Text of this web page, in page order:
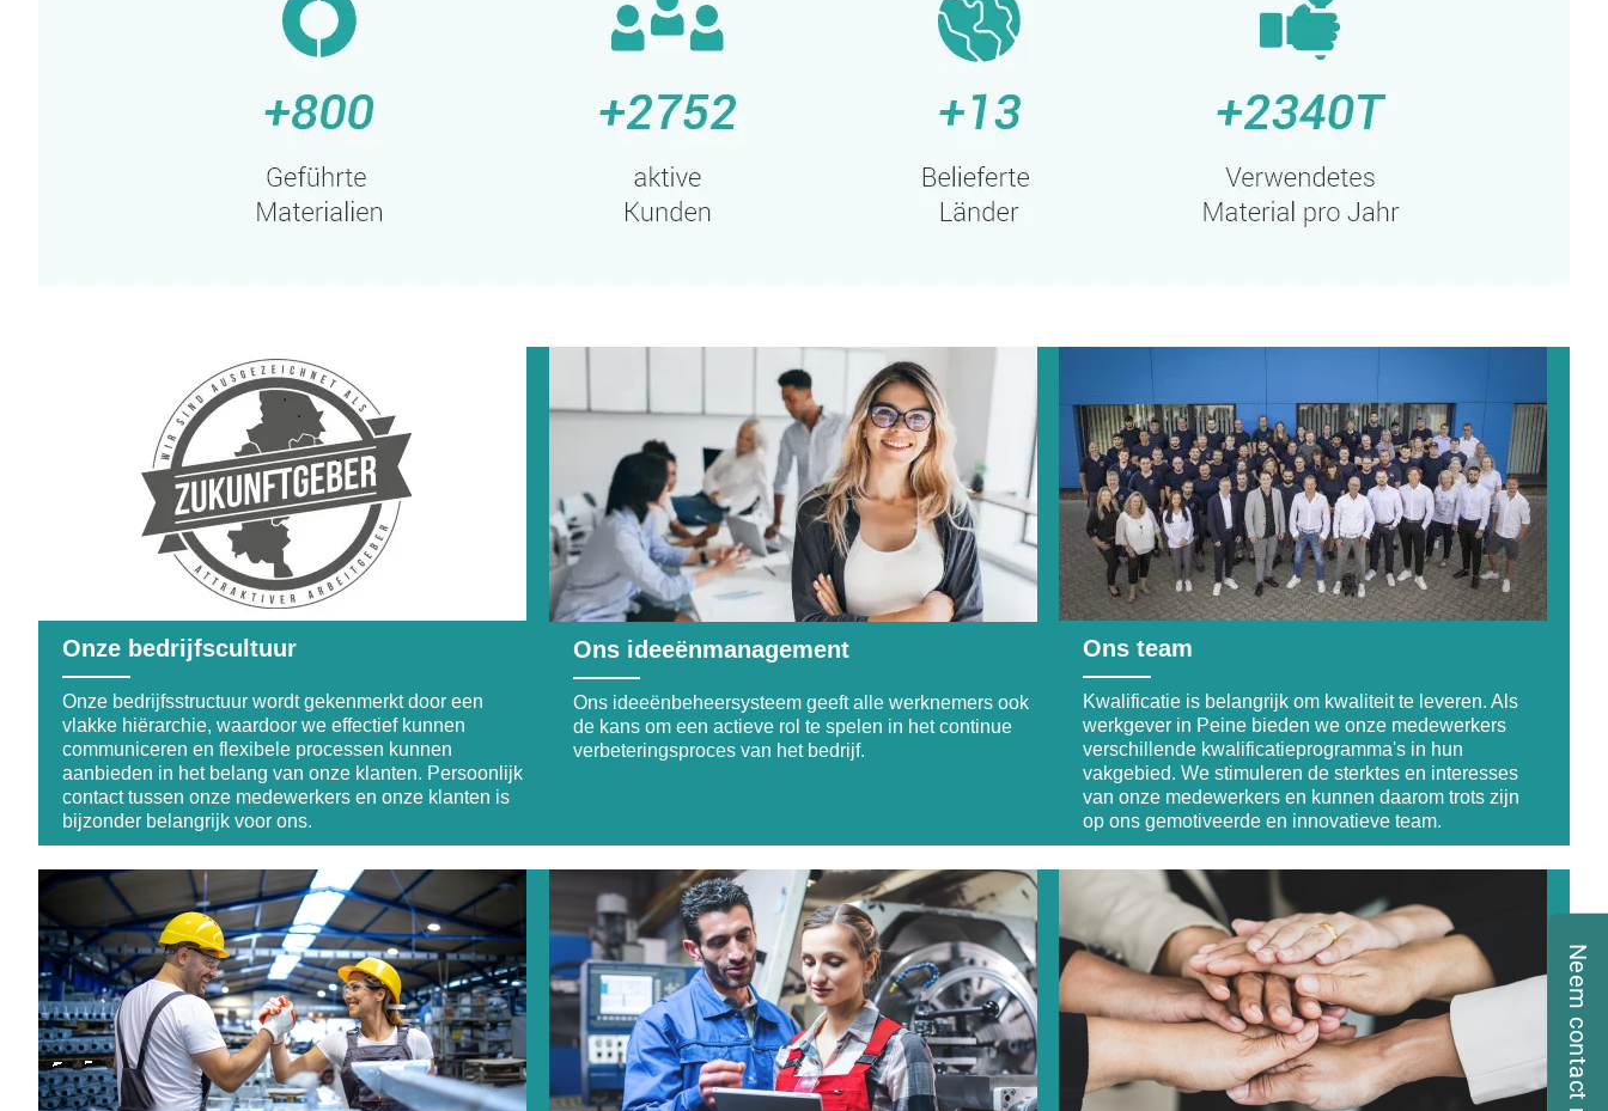
Onze bedrijfscultuur
Onze bedrijfsstructuur wordt gekenmerkt door een
vlakke hiërarchie, waardoor we effectief kunnen
communiceren en flexibele processen kunnen
aanbieden in het belang van onze klanten. Persoonlijk
contact tussen onze medewerkers en onze klanten is
bijzonder belangrijk voor ons.
Ons ideeënmanagement
Ons ideeënbeheersysteem geeft alle werknemers ook
de kans om een actieve rol te spelen in het continue
verbeteringsproces van het bedrijf.
Ons team
Kwalificatie is belangrijk om kwaliteit te leveren. Als
werkgever in Peine bieden we onze medewerkers
verschillende kwalificatieprogramma's in hun
vakgebied. We stimuleren de sterktes en interesses
van onze medewerkers en kunnen daarom trots zijn
op ons gemotiveerde en innovatieve team.